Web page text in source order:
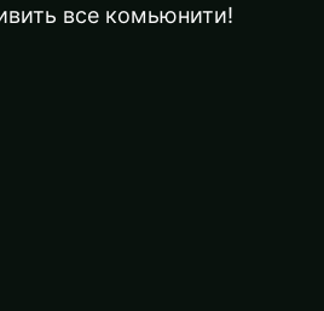
все комьюнити!